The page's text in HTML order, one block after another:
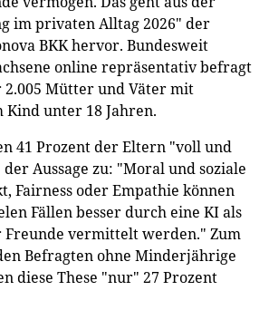
im privaten Alltag 2026" der
BKK hervor. Bundesweit
online repräsentativ befragt
Mütter und Väter mit
Kind unter 18 Jahren.
41 Prozent der Eltern "voll und
Aussage zu: "Moral und soziale
Fairness oder Empathie können
Fällen besser durch eine KI als
vermittelt werden." Zum
Befragten ohne Minderjährige
diese These "nur" 27 Prozent